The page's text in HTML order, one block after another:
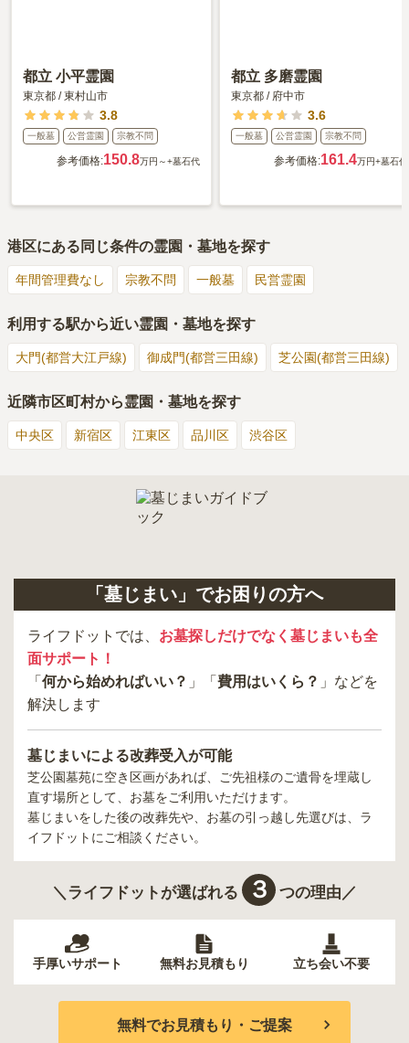
都立 小平霊園
東京都 /東村山市
3.8
一般墓 公営霊園 宗教不問
参考価格:150.8万円～+墓石代
都立 多磨霊園
東京都 / 府中市
3.6
一般墓 公営霊園 宗教不問
参考価格:161.4万円+墓石代
港区にある同じ条件の霊園・墓地を探す
年間管理費なし 宗教不問 一般墓 民営霊園
利用する駅から近い霊園・墓地を探す
大門(都営大江戸線) 御成門(都営三田線) 芝公園(都営三田線)
近隣市区町村から霊園・墓地を探す
中央区 新宿区 江東区 品川区 渋谷区
「墓じまい」でお困りの方へ
ライフドットでは、 お墓探しだけでなく墓じまいも全
面サポート！
「 何から始めればいい？ 」「 費用はいくら？ 」などを
解決します
墓じまいによる改葬受入が可能
芝公園墓苑に空き区画があれば、ご先祖様のご遺骨を埋蔵し
直す場所として、お墓をご利用いただけます。
墓じまいをした後の改葬先や、お墓の引っ越し先選びは、ラ
イフドットにご相談ください。
＼ライフドットが選ばれる ３ つの理由／
手厚いサポート 無料お見積もり 立ち会い不要
無料でお見積もり・ご提案